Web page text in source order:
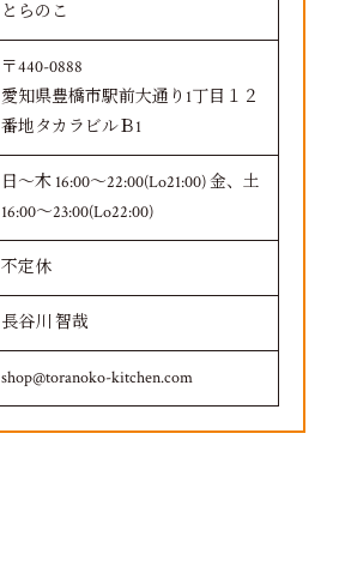
とらのこ
〒440-0888
愛知県豊橋市駅前大通り1丁目１２
番地タカラビルＢ1
日～木 16:00～22:00(Lo21:00) 金、土
16:00～23:00(Lo22:00)
不定休
長谷川 智哉
shop@toranoko-kitchen.com